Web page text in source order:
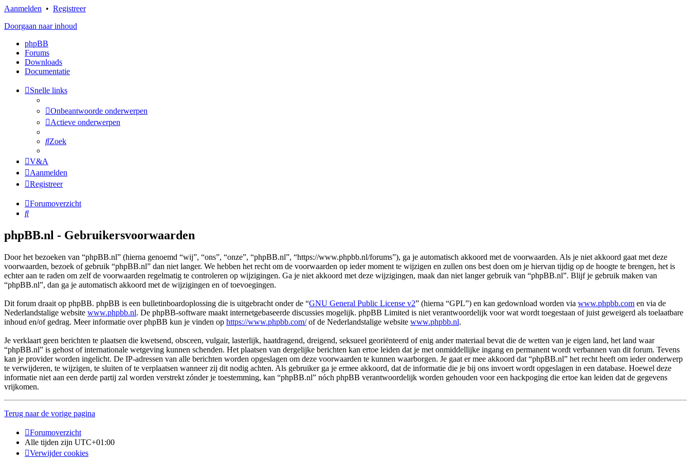
Aanmelden • Registreer
Doorgaan naar inhoud
phpBB
Forums
Downloads
Documentatie
Snelle links
Onbeantwoorde onderwerpen
Actieve onderwerpen
Zoek
V&A
Aanmelden
Registreer
Forumoverzicht
Zoek
phpBB.nl - Gebruikersvoorwaarden
Door het bezoeken van “phpBB.nl” (hierna genoemd “wij”, “ons”, “onze”, “phpBB.nl”, “https://www.phpbb.nl/forums”), ga je automatisch akkoord met de voorwaarden. Als je niet akkoord gaat met deze
voorwaarden, bezoek of gebruik “phpBB.nl” dan niet langer. We hebben het recht om de voorwaarden op ieder moment te wijzigen en zullen ons best doen om je hiervan tijdig op de hoogte te brengen, het is
echter aan te raden om zelf de voorwaarden regelmatig te controleren op wijzigingen. Ga je niet akkoord met deze wijzigingen, maak dan niet langer gebruik van “phpBB.nl”. Blijf je gebruik maken van
“phpBB.nl”, dan ga je automatisch akkoord met de wijzigingen en of toevoegingen.
Dit forum draait op phpBB. phpBB is een bulletinboardoplossing die is uitgebracht onder de “GNU General Public License v2” (hierna “GPL”) en kan gedownload worden via www.phpbb.com en via de
Nederlandstalige website www.phpbb.nl. De phpBB-software maakt internetgebaseerde discussies mogelijk. phpBB Limited is niet verantwoordelijk voor wat wordt toegestaan of juist geweigerd als toelaatbare
inhoud en/of gedrag. Meer informatie over phpBB kun je vinden op https://www.phpbb.com/of de Nederlandstalige website www.phpbb.nl.
Je verklaart geen berichten te plaatsen die kwetsend, obsceen, vulgair, lasterlijk, haatdragend, dreigend, seksueel georiënteerd of enig ander materiaal bevat die de wetten van je eigen land, het land waar
“phpBB.nl” is gehost of internationale wetgeving kunnen schenden. Het plaatsen van dergelijke berichten kan ertoe leiden dat je met onmiddellijke ingang en permanent wordt verbannen van dit forum. Tevens
kan je provider worden ingelicht. De IP-adressen van alle berichten worden opgeslagen om deze voorwaarden te kunnen waarborgen. Je gaat er mee akkoord dat “phpBB.nl” het recht heeft om ieder onderwerp
te verwijderen, te wijzigen, te sluiten of te verplaatsen wanneer zij dit nodig achten. Als gebruiker ga je ermee akkoord, dat de informatie die je bij ons invoert wordt opgeslagen in een database. Hoewel deze
informatie niet aan een derde partij zal worden verstrekt zónder je toestemming, kan “phpBB.nl” nóch phpBB verantwoordelijk worden gehouden voor een hackpoging die ertoe kan leiden dat de gegevens
vrijkomen.
Terug naar de vorige pagina
Forumoverzicht
Alle tijden zijn UTC+01:00
Verwijder cookies